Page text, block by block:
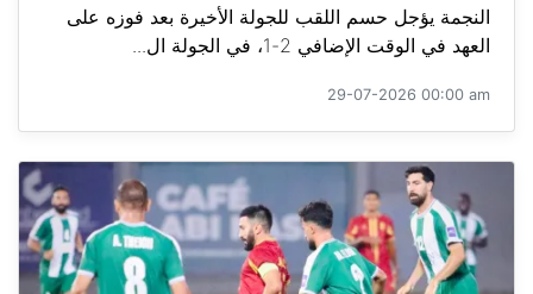
النجمة يؤجل حسم اللقب للجولة الأخيرة بعد فوزه على
العهد في الوقت الإضافي 2-1، في الجولة ال...
29-07-2026 00:00 am